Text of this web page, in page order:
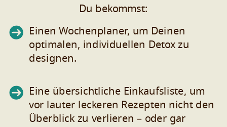
Du bekommst:
Einen Wochenplaner, um Deinen
optimalen, individuellen Detox zu
designen.
Eine übersichtliche Einkaufsliste, um
vor lauter leckeren Rezepten nicht den
Überblick zu verlieren – oder gar